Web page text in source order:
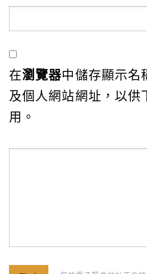
在瀏覽器中儲存顯示名
及個人網站網址，以供
用。